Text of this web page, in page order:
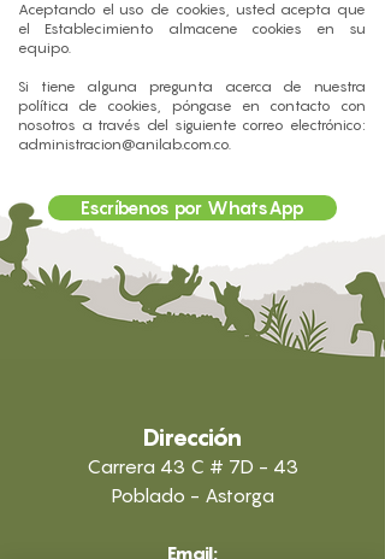
Aceptando el uso de cookies, usted acepta que
el Establecimiento almacene cookies en su
equipo.
Si tiene alguna pregunta acerca de nuestra
política de cookies, póngase en contacto con
nosotros a través del siguiente correo electrónico:
administracion@anilab.com.co.
Escríbenos por WhatsApp
Dirección
Carrera 43 C # 7D - 43
Poblado - Astorga
Email: